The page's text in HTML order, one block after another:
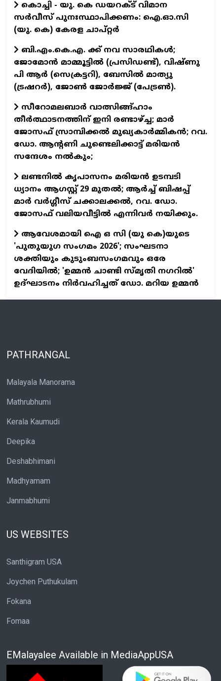
കൊച്ചി - യു. കെ ഡയറക്ട് വിമാന
സര്‍വീസ് പുനഃസ്ഥാപിക്കണം: ഐ.ഓ.സി
(യു. കെ) കേരള ചാപ്റ്റര്‍
ബി.എം.കെ.എ. ക്ക് നവ സാരഥികള്‍;
ജോമോന്‍ മാമ്മൂട്ടില്‍ (പ്രസിഡണ്ട്), വിഷ്ണു
പി ആര്‍ (സെക്രട്ടറി), ബേസില്‍ മാത്യു
(ട്രഷറര്‍), ജോണ്‍ ജോര്‍ജ്ജ് (പേട്രണ്‍).
സീറോമലബാര്‍ വാത്സിങ്ങ്ഹാം
തീര്‍ത്ഥാടനത്തിന് ഇനി രണ്ടാഴ്ച്ച; മാര്‍
ജോസഫ് സ്രാമ്പിക്കല്‍ മുഖ്യകാര്‍മ്മികന്‍; റവ.
ഡോ. ആന്റണി ചുണ്ടെലിക്കാട്ട് മരിയന്‍
സന്ദേശം നല്‍കും;
ലണ്ടനില്‍ കൃപാസനം മരിയന്‍ ഉടമ്പടി
ധ്യാനം ആഗസ്റ്റ് 29 മുതല്‍; ആര്‍ച്ച് ബിഷപ്പ്
മാര്‍ വര്‍ഗ്ഗീസ് ചക്കാലക്കല്‍, റവ. ഡോ.
ജോസഫ് വലിയവീട്ടില്‍ എന്നിവര്‍ നയിക്കും.
ആവേശമായി ഐ ഒ സി (യു കെ)യുടെ
'പുതുയുഗ സംഗമം 2026'; സംഘടനാ
ശക്തിയും കുടുംബസംഗമവും ഒരേ
വേദിയില്‍; 'ഉമ്മന്‍ ചാണ്ടി സ്മൃതി നഗറില്‍'
ഉദ്ഘാടനം നിര്‍വഹിച്ചത് ഡോ. മറിയ ഉമ്മന്‍
PATHRANGAL
Malayala Manorama
Mathrubhumi
Kerala Kaumudi
Deepika
Deshabhimani
Madhyamam
Janmabhumi
US WEBSITES
Santhigram USA
Joychen Puthukulam
Fokana
Fomaa
EMalayalee Available in MediaAppUSA